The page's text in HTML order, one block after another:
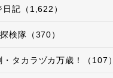
記（1,622）
検隊（370）
タカラヅカ万歳！（107）